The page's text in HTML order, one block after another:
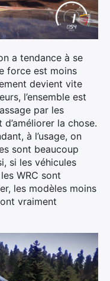
a tendance à se
force est moins
devient vite
l’ensemble est
par les
la chose.
à l’usage, on
sont beaucoup
si les véhicules
WRC sont
les modèles moins
vraiment